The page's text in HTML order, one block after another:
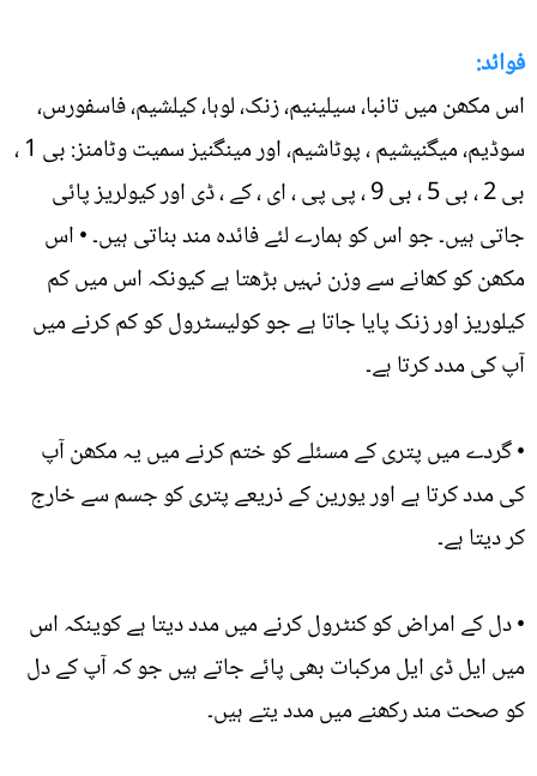
فوائد:
اس مکھن میں تانبا، سیلینیم، زنک، لوہا، کیلشیم، فاسفورس،
سوڈیم، میگنیشیم ، پوٹاشیم، اور مینگنیز سمیت وٹامنز: بی 1 ،
بی 2 ، بی 5 ، بی 9 ، پی پی ، ای ، کے ، ڈی اور کیولریز پائی
جاتی ہیں۔ جو اس کو ہمارے لئے فائدہ مند بناتی ہیں۔ • اس
مکھن کو کھانے سے وزن نہیں بڑھتا ہے کیونکہ اس میں کم
کیلوریز اور زنک پایا جاتا ہے جو کولیسٹرول کو کم کرنے میں
آپ کی مدد کرتا ہے۔
• گردے میں پتری کے مسئلے کو ختم کرنے میں یہ مکھن آپ
کی مدد کرتا ہے اور یورین کے ذریعے پتری کو جسم سے خارج
کر دیتا ہے۔
• دل کے امراض کو کنٹرول کرنے میں مدد دیتا ہے کوینکہ اس
میں ایل ڈی ایل مرکبات بھی پائے جاتے ہیں جو کہ آپ کے دل
کو صحت مند رکھنے میں مدد یتے ہیں۔